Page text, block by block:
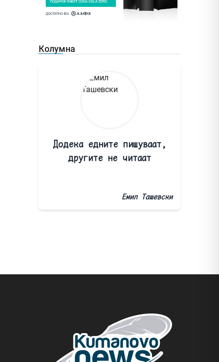
Колумна
Додека едните пишуваат,
другите не читаат
Емил Ташевски